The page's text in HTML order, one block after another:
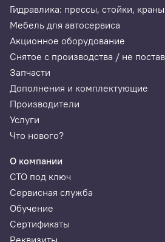
Гидравлика: прессы, стойки,
Мебель для автосервиса
Акционное оборудование
Снятое с производства / не
Запчасти
Дополнения и комплектующие
Производители
Услуги
Что нового?
О компании
СТО под ключ
Сервисная служба
Обучение
Сертификаты
Реквизиты